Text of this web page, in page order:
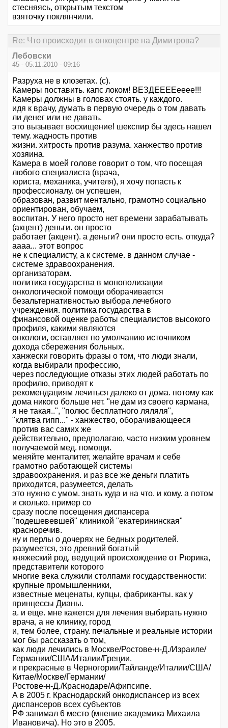
стесняясь, открытым текстом
взяточку поклянчили.
Re: Что происходит в онкоцентре на Димитрова?
Лебовски
45 - 05.11.2010 - 09:16
Разруха не в клозетах. (с).
Камеры поставить. капс локом! ВЕЗДЕЕЕЕееее!!!
Камеры должны в головах стоять. у каждого.
идя к врачу, думать в первую очередь о том давать
ли денег или не давать.
это вызывает восхищение! шекспир бы здесь нашел
тему. жадность против
жизни. хитрость против разума. ханжество против
хозяина.
Камера в моей голове говорит о том, что посещая
любого специалиста (врача,
юриста, механика, учителя), я хочу попасть к
профессионалу. он успешен,
образован, развит ментально, грамотно социально
ориентирован, обучаем,
воспитан. У него просто нет времени зарабатывать
(акцент) деньги. он просто
работает (акцент). а деньги? они просто есть. откуда?
аааа... этот вопрос
не к специалисту, а к системе. в данном случае -
системе здравоохранения.
организаторам.
политика государства в монополизации
онкологической помощи оборачивается
безальтернативностью выбора лечебного
учреждения. политика государства в
финансовой оценке работы специалистов высокого
профиля, какими являются
онкологи, оставляет по умолчанию источником
дохода сбережения больных.
ханжески говорить фразы о том, что люди знали,
когда выбирали профессию,
через последующие отказы этих людей работать по
профилю, приводят к
рекомендациям лечиться далеко от дома. потому как
дома никого больше нет. "не дам из своего кармана,
я не такая..", "полюс бесплатного ляляля",
"клятва гипп..." - ханжество, оборачивающееся
против вас самих же
действительно, предполагаю, часто низким уровнем
получаемой мед. помощи.
меняйте менталитет, желайте врачам и себе
грамотно работающей системы
здравоохранения. и раз все же деньги платить
приходится, разумеется, делать
это нужно с умом. знать куда и на что. и кому. а потом
и сколько. пример со
сразу после посещения диспансера
"подешевевшей" клиникой "екатерининская"
красноречив.
ну и перлы о дочерях не бедных родителей.
разумеется, это древний богатый
княжеский род, ведущий происхождение от Рюрика,
представители которого
многие века служили столпами государственности:
крупные промышленники,
известные меценаты, купцы, фабриканты. как у
принцессы Дианы.
а. и еще. мне кажется для лечения выбирать нужно
врача, а не клинику, город
и, тем более, страну. печальные и реальные истории
мог бы рассказать о том,
как люди лечились в Москве/Ростове-н-Д./Израиле/
Германии/США/Италии/Греции.
и прекрасные в Черногории/Тайланде/Италии/США/
Китае/Москве/Германии/
Ростове-н-Д./Краснодаре/Афипсипе.
А в 2005 г. Краснодарский онкодиспансер из всех
диспансеров всех субъектов
РФ занимал 6 место (мнение академика Михаила
Ивановича). Но это в 2005.